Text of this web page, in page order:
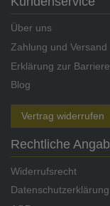
Über uns
Zahlung und Versand
Erklärung zur
Blog
Vertrag widerrufen
Rechtliche
Widerrufsrecht
Datenschutzerklärung